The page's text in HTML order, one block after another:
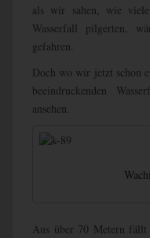
als wir sahen, wie
Wasserfall pilgerten,
gefahren.
Doch wo wir jetzt schon
beeindruckenden
ansehen.
Aus über 70 Metern fällt